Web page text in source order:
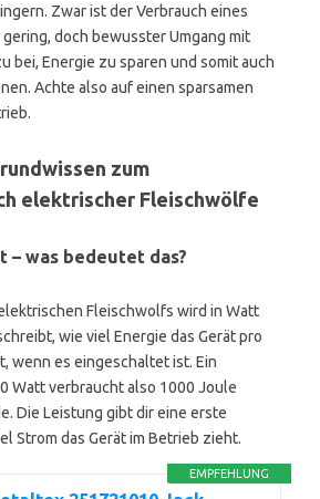
Zwar ist der Verbrauch eines
doch bewusster Umgang mit
bei, Energie zu sparen und somit auch
Achte also auf einen sparsamen
zum
elektrischer Fleischwölfe
– was bedeutet das?
Fleischwolfs wird in Watt
wie viel Energie das Gerät pro
wenn es eingeschaltet ist. Ein
Watt verbraucht also 1000 Joule
Die Leistung gibt dir eine erste
Strom das Gerät im Betrieb zieht.
EMPFEHLUNG